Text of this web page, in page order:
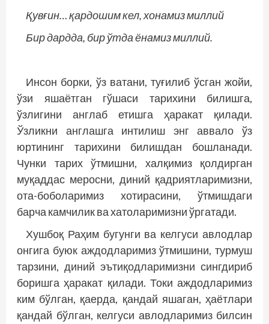
Қувғин… қардошим кел, хонамиз миллий
Бир дардда, бир ўтда ёнамиз миллий.
Инсон борки, ўз ватани, туғилиб ўсган жойи,
ўзи яшаётган гўшаси тарихини билишга,
ўзлигини англаб етишга ҳаракат қилади.
Ўзликни англашга интилиш энг аввало ўз
юртининг тарихини билишдан бошланади.
Чунки тарих ўтмишни, халқимиз қолдирган
муқаддас мерос­ни, диний қадриятларимизни,
ота-боболаримиз хотирасини, ўтмишдаги
барча камчилик ва хатоларимизни ўргатади.
Хушбоқ Раҳим бугунги ва келгуси авлодлар
онгига буюк аждодларимиз ўтмишини, турмуш
тарзини, диний эътиқодларимизни сингдириб
боришга ҳаракат қилади. Токи аждодларимиз
ким бўлган, қаерда, қандай яшаган, ҳаётлари
қандай бўлган, келгуси авлодларимиз билсин